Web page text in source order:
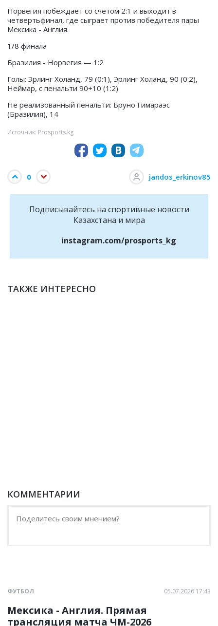
Норвегия побеждает со счетом 2:1 и выходит в
четвертьфинал, где сыграет против победителя пары
Мексика - Англия.
1/8 финала
Бразилия - Норвегия — 1:2
Голы: Эрлинг Холанд, 79 (0:1), Эрлинг Холанд, 90 (0:2),
Неймар, с пенальти 90+10 (1:2)
Не реализованный пенальти: Бруно Гимараэс
(Бразилия), 14
Источник: Prosports.kg
0 jandos_erkinov85
Подписывайтесь на cпортивные новости
Казахстана и мира
instagram.com/prosports_kg
ТАКЖЕ ИНТЕРЕСНО
КОММЕНТАРИИ
ФУТБОЛ 05.07.2026 17:43
Мексика - Англия. Прямая
трансляция матча ЧМ-2026